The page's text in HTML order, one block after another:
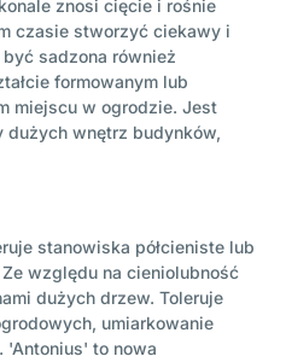
znosi cięcie i rośnie
czasie stworzyć ciekawy i
być sadzona również
formowanym lub
miejscu w ogrodzie. Jest
dużych wnętrz budynków,
stanowiska półcieniste lub
względu na cieniolubność
dużych drzew. Toleruje
umiarkowanie
to nowa